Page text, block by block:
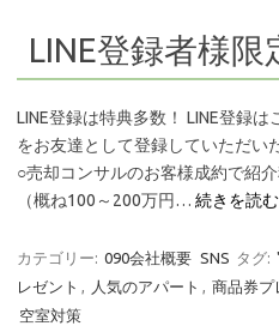
LINE登録者様限
LINE登録は特典多数！ LINE登録は
をお友達として登録していただい
○売却コンサルのお客様成約で紹
（概ね100～200万円… 続きを読
カテゴリー: 090会社概要 SNS タグ:
レゼント , 人気のアパート , 商品券プ
空室対策